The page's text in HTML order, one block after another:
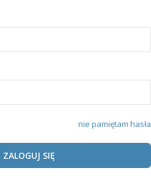
nie pamiętam hasła
ZALOGUJ SIĘ